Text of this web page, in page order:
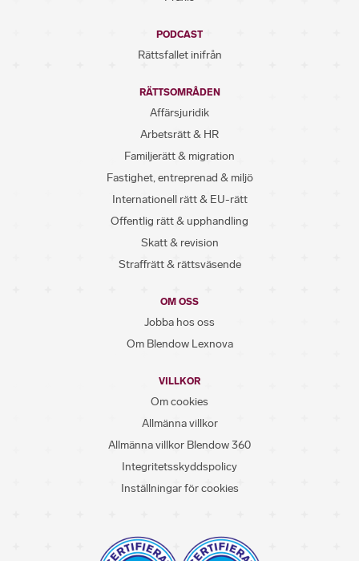
PODCAST
Rättsfallet inifrån
RÄTTSOMRÅDEN
Affärsjuridik
Arbetsrätt & HR
Familjerätt & migration
Fastighet, entreprenad & miljö
Internationell rätt & EU-rätt
Offentlig rätt & upphandling
Skatt & revision
Straffrätt & rättsväsende
OM OSS
Jobba hos oss
Om Blendow Lexnova
VILLKOR
Om cookies
Allmänna villkor
Allmänna villkor Blendow 360
Integritetsskyddspolicy
Inställningar för cookies